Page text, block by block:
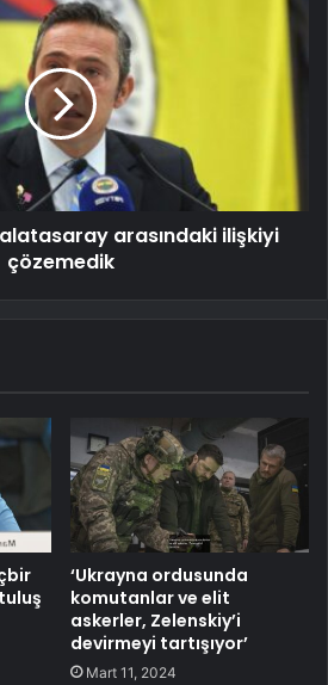
arasındaki ilişkiyi
çözemedik
‘Ukrayna ordusunda
komutanlar ve elit
askerler, Zelenskiy’i
devirmeyi tartışıyor’
Mart 11, 2024